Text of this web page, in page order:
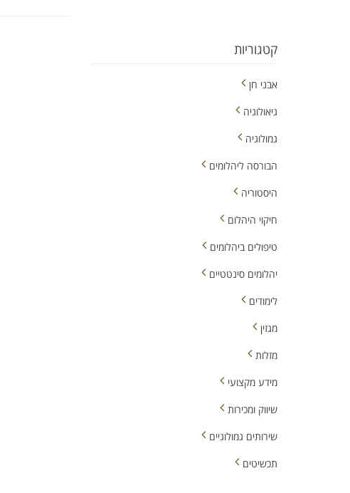
קטגוריות
אבני חן
גיאולוגיה
גמולוגיה
הבורסה ליהלומים
היסטוריה
חיקוי היהלום
טיפולים ביהלומים
יהלומים סינטטיים
לימודים
מגזין
מזלות
מידע מקצועי
שיווק ומכירות
שירותים גמולוגיים
תכשיטים